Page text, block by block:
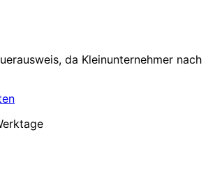
da Kleinunternehmer nach